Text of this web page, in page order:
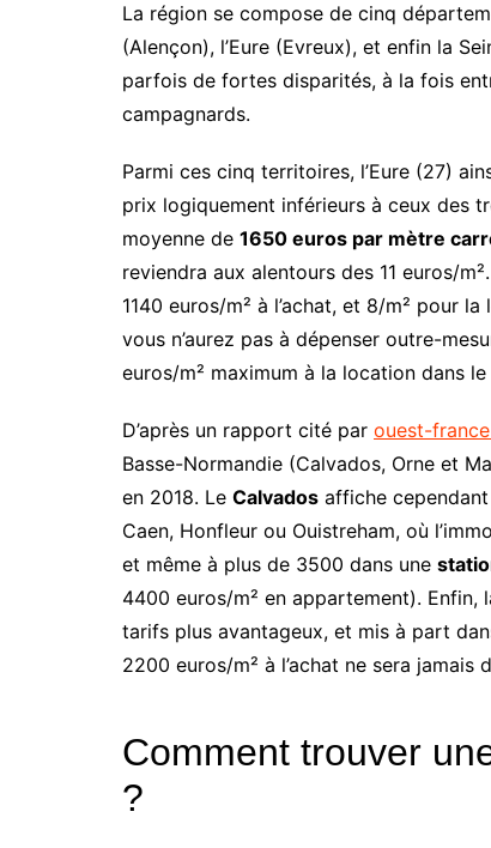
La région se compose de cinq
(Alençon), l’Eure (Evreux), et enfin la
parfois de fortes disparités, à la fois
campagnards.
Parmi ces cinq territoires, l’Eure (27)
prix logiquement inférieurs à ceux des
moyenne de 1650 euros par mètre
reviendra aux alentours des 11 euros/
1140 euros/m² à l’achat, et 8/m² pour la
vous n’aurez pas à dépenser outre-
euros/m² maximum à la location dans
D’après un rapport cité par ouest-france
Basse-Normandie (Calvados, Orne et
en 2018. Le Calvados affiche
Caen, Honfleur ou Ouistreham, où
et même à plus de 3500 dans une
4400 euros/m² en appartement).
tarifs plus avantageux, et mis à part
2200 euros/m² à l’achat ne sera jamais
Comment trouver
?